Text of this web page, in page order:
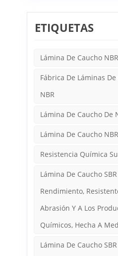
ETIQUETAS
Lámina De Caucho
Fábrica De Láminas
NBR
Lámina De Caucho De
Lámina De Caucho
Resistencia Química
Lámina De Caucho
Rendimiento,
Abrasión Y A Los
Químicos, Hecha A
Lámina De Caucho SBR